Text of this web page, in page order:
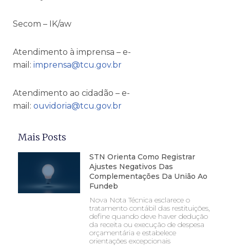
Secom – IK/aw
Atendimento à imprensa – e-
mail: imprensa@tcu.gov.br
Atendimento ao cidadão – e-
mail: ouvidoria@tcu.gov.br
Mais Posts
STN Orienta Como Registrar
Ajustes Negativos Das
Complementações Da União Ao
Fundeb
Nova Nota Técnica esclarece o
tratamento contábil das restituições,
define quando deve haver dedução
da receita ou execução de despesa
orçamentária e estabelece
orientações excepcionais